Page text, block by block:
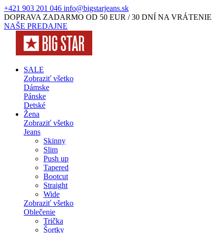
+421 903 201 046 info@bigstarjeans.sk
DOPRAVA ZADARMO OD 50 EUR / 30 DNÍ NA VRÁTENIE
NAŠE PREDAJNE
SALE
Zobraziť všetko
Dámske
Pánske
Detské
Žena
Zobraziť všetko
Jeans
Skinny
Slim
Push up
Tapered
Bootcut
Straight
Wide
Zobraziť všetko
Oblečenie
Trička
Šortky